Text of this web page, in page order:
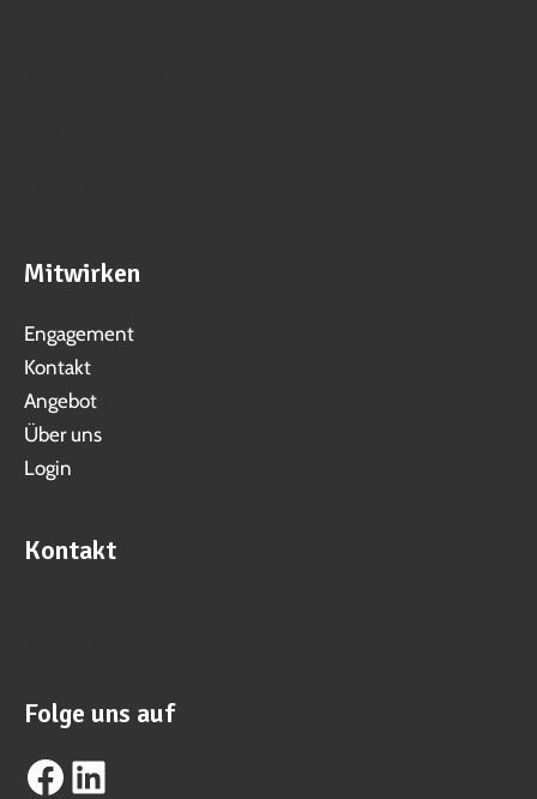
Mitwirken
Engagement
Kontakt
Angebot
Über uns
Login
Kontakt
Folge uns auf
Facebook
LinkedIn